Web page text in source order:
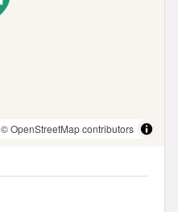
© OpenStreetMap contributors